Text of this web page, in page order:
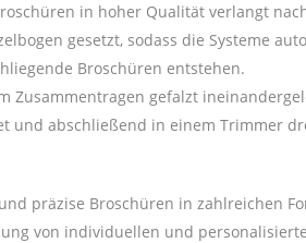
in hoher Qualität verlangt
gesetzt, sodass die Systeme
Broschüren entstehen.
Zusammentragen gefalzt
und abschließend in einem Trimmer
präzise Broschüren in zahlreichen
von individuellen und